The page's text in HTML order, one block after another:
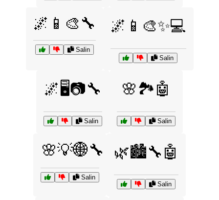
🌌📱🎨🔧
Salin
🌌📱🎨✨💻
Salin
🌌🖥️📷🔧
Salin
🌸🏞️🤖
Salin
🌸💡🌐🔧
Salin
🌿🏙️🔧🤖
Salin